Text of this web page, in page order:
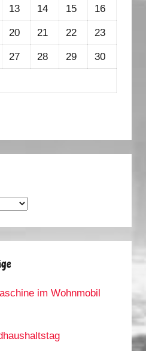
13 14 15 16
20 21 22 23
27 28 29 30
im Wohnmobil